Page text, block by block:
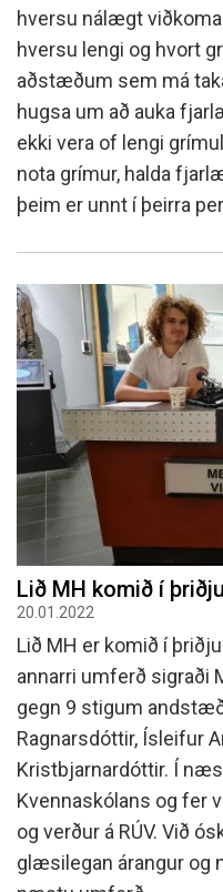
hversu nálægt
hversu lengi og hvort
aðstæðum sem má
hugsa um að auka
ekki vera of lengi
nota grímur, halda
þeim er unnt í þeirra
Lið MH komið í
20.01.2022
Lið MH er komið í
annarri umferð sigraði
gegn 9 stigum
Ragnarsdóttir, Ísleifur
Kristbjarnardóttir. Í
Kvennaskólans og fer
og verður á RÚV. Við
glæsilegan árangur og